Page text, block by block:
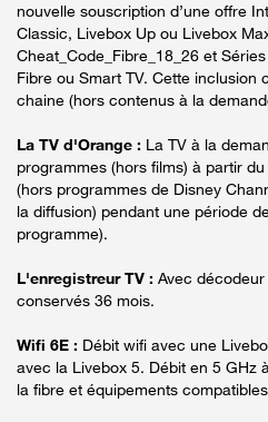
nouvelle souscription d’une offre
Classic, Livebox Up ou Livebox
Cheat_Code_Fibre_18_26 et
Fibre ou Smart TV. Cette inclusion
chaine (hors contenus à la
La TV d'Orange : La TV à la
programmes (hors films) à partir
(hors programmes de Disney
la diffusion) pendant une période
programme).
L'enregistreur TV : Avec
conservés 36 mois.
Wifi 6E : Débit wifi avec une
avec la Livebox 5. Débit en 5 GHz
la fibre et équipements